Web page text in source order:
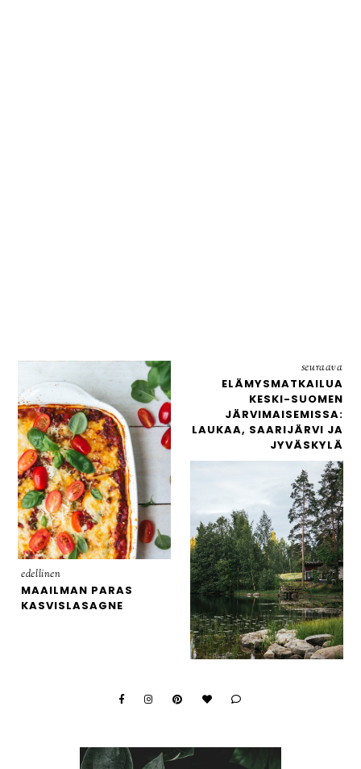
edellinen
MAAILMAN PARAS
KASVISLASAGNE
seuraava
ELÄMYSMATKAILUA
KESKI-SUOMEN
JÄRVIMAISEMISSA:
LAUKAA, SAARIJÄRVI JA
JYVÄSKYLÄ